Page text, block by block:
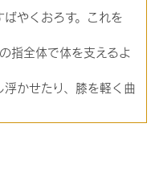
やくおろす。これを
指全体で体を支えるよ
かせたり、膝を軽く曲